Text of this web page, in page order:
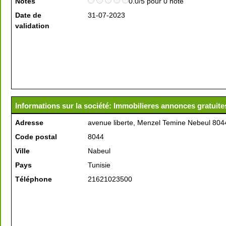
Date de
validation
31-07-2023
Informations sur la société: Immobilieres annonces
Adresse
avenue liberte, Menzel Temine Nebeul
Code postal
8044
Ville
Nabeul
Pays
Tunisie
Téléphone
21621023500